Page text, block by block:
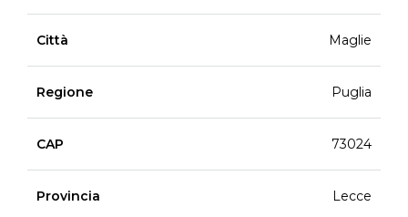
Città Maglie
Regione Puglia
CAP 73024
Provincia Lecce